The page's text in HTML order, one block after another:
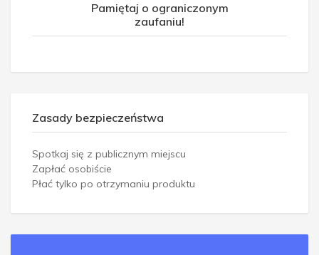
Pamiętaj o ograniczonym
zaufaniu!
Zasady bezpieczeństwa
Spotkaj się z publicznym miejscu
Zapłać osobiście
Płać tylko po otrzymaniu produktu